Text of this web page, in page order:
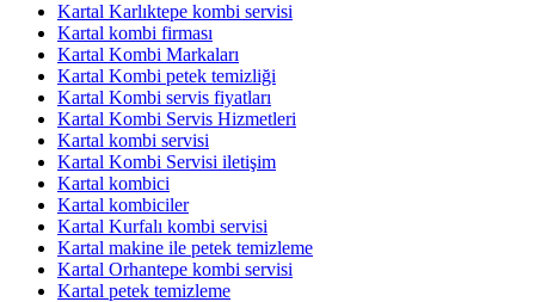
Kartal Karlıktepe kombi servisi
Kartal kombi firması
Kartal Kombi Markaları
Kartal Kombi petek temizliği
Kartal Kombi servis fiyatları
Kartal Kombi Servis Hizmetleri
Kartal kombi servisi
Kartal Kombi Servisi iletişim
Kartal kombici
Kartal kombiciler
Kartal Kurfalı kombi servisi
Kartal makine ile petek temizleme
Kartal Orhantepe kombi servisi
Kartal petek temizleme